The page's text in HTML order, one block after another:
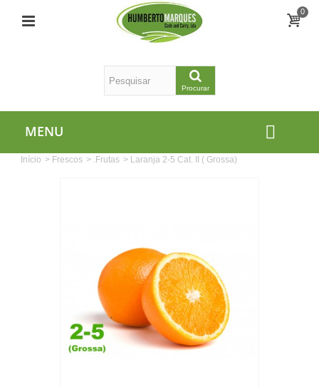
0
Procurar
MENU
Início > Frescos > .Frutas > Laranja 2-5 Cat. II ( Grossa)